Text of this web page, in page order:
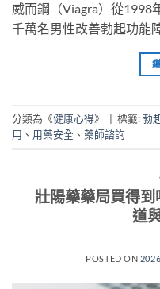
威而鋼（Viagra）從1998
千萬名男性改善勃起功能
分類為《健康心得》 標籤:勃
用 、 用藥安全 、 藥師諮詢
壯陽藥藥局買得
道
POSTED ON